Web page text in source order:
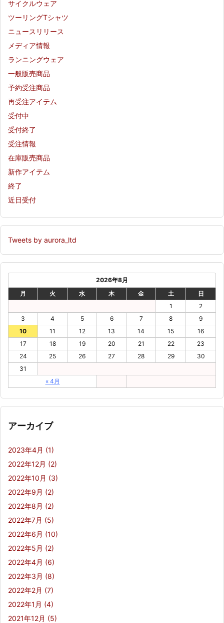
サイクルウェア
ツーリングTシャツ
ニュースリリース
メディア情報
ランニングウェア
一般販売商品
予約受注商品
再受注アイテム
受付中
受付終了
受注情報
在庫販売商品
新作アイテム
終了
近日受付
Tweets by aurora_ltd
2026年8月
月
火 水 木 金 土 日
« 4月
1
2
3
4 5 6 7 8
9
10
11 12 13 14 15
16
17
18 19 20 21 22
23
24
25 26 27 28 29
30
31
アーカイブ
2023年4月 (1)
2022年12月 (2)
2022年10月 (3)
2022年9月 (2)
2022年8月 (2)
2022年7月 (5)
2022年6月 (10)
2022年5月 (2)
2022年4月 (6)
2022年3月 (8)
2022年2月 (7)
2022年1月 (4)
2021年12月 (5)